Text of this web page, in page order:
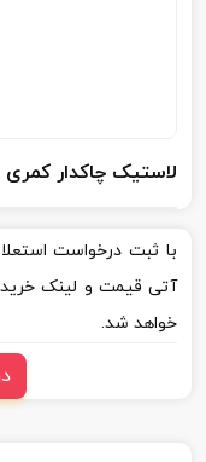
لاستیک چاکدار کمری
با ثبت درخواست
آتی قیمت و لینک
خواهد شد.